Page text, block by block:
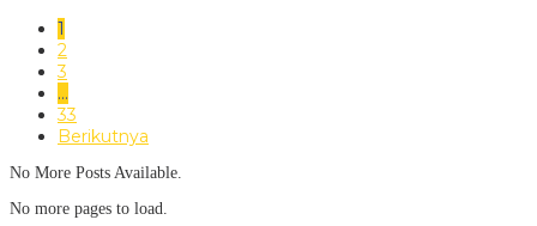
1
2
3
…
33
Berikutnya
No More Posts Available.
No more pages to load.